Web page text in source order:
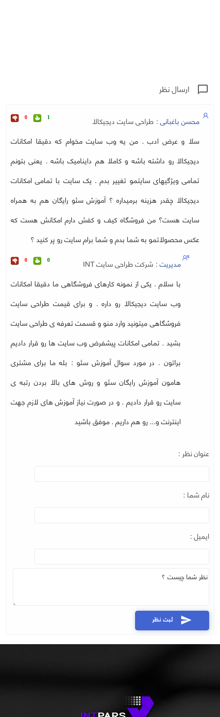
chat_bubble_outline ارسال نظر
محسن باغبانی : طراحی سایت دیجیکالا 1
0
سلا و عرض ادب . من یه وب سایت مخوام که دقیقا امکانات
دیجیکالا رو داشته باشه و کاملا هم داینامیک باشه . یعنی بتونم
تمامی ویژگیهای سایتمو تغییر بدم . یک سایت با تمامی امکانات
دیجیکالا چقدر هزینه برمیداره ؟ آموزش سئو رایگان هم به همراه
سایت هست؟ من فروشگاه کیف و کفش دارم امکانش هست که
عکس محصولاتمو به شما بدم و شما برام سایت رو پر کنید ؟
مدیریت : شرکت طراحی سایت INT 0
0
با سلام . یکی از نمونه کارهای فروشگاهی ما دقیقا امکانات
وب سایت دیجیکالا رو داره . و برای قیمت طراحی سایت
فروشگاهی میتونید وارد منو و قسمت تعرفه ی طراحی سایت
بشید . تمامی امکانات پیشفرض وب سایت ها رو قرار دادیم
براتون . در مورد سوال آموزش سئو : بله ما برای مشتری
هامون آموزش رایگان سئو و روش های بالا بردن رتبه ی
سایت رو قرار دادیم . و در صورت نیاز آموزش های لازم جهت
اینترنت و... رو هم داریم . موفق باشید
عنوان نظر :
نام شما :
ایمیل :
ثبت نظر send